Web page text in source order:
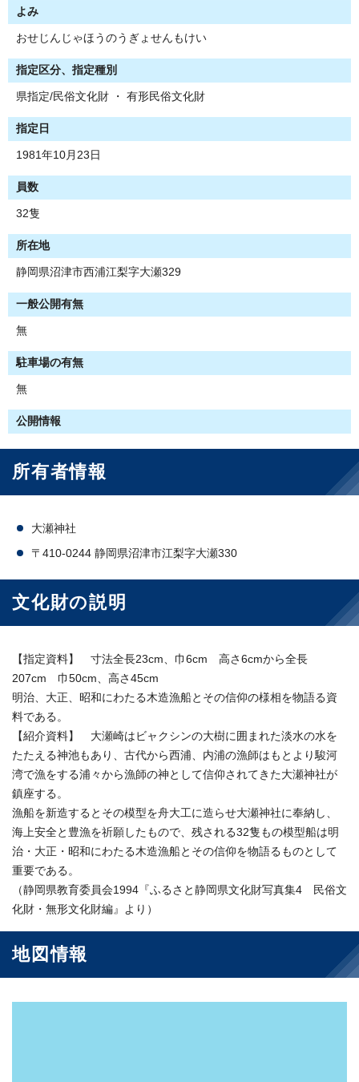
よみ
おせじんじゃほうのうぎょせんもけい
指定区分、指定種別
県指定/民俗文化財 ・ 有形民俗文化財
指定日
1981年10月23日
員数
32隻
所在地
静岡県沼津市西浦江梨字大瀬329
一般公開有無
無
駐車場の有無
無
公開情報
所有者情報
大瀬神社
〒410-0244 静岡県沼津市江梨字大瀬330
文化財の説明
【指定資料】 寸法全長23cm、巾6cm 高さ6cmから全長
207cm 巾50cm、高さ45cm
明治、大正、昭和にわたる木造漁船とその信仰の様相を物語る資
料である。
【紹介資料】 大瀬崎はビャクシンの大樹に囲まれた淡水の水を
たたえる神池もあり、古代から西浦、内浦の漁師はもとより駿河
湾で漁をする浦々から漁師の神として信仰されてきた大瀬神社が
鎮座する。
漁船を新造するとその模型を舟大工に造らせ大瀬神社に奉納し、
海上安全と豊漁を祈願したもので、残される32隻もの模型船は明
治・大正・昭和にわたる木造漁船とその信仰を物語るものとして
重要である。
（静岡県教育委員会1994『ふるさと静岡県文化財写真集4 民俗文
化財・無形文化財編』より）
地図情報